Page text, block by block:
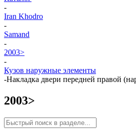
-
Iran Khodro
-
Samand
-
2003>
-
Кузов наружные элементы
-Накладка двери передней правой
2003>